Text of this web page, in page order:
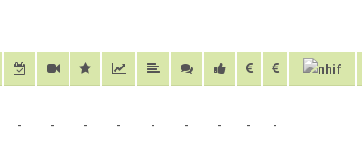
- - - - - - - - -